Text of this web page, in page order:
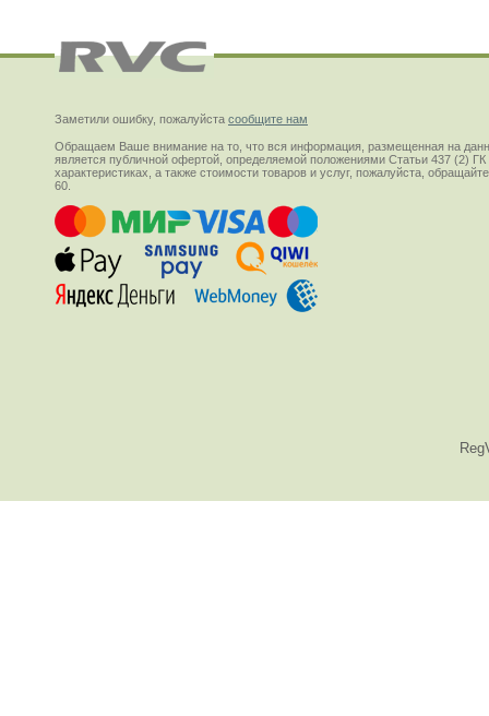
Заметили ошибку, пожалуйста сообщите нам
Обращаем Ваше внимание на то, что вся информация, размещенная на
является публичной офертой, определяемой положениями Статьи 437 (2)
характеристиках, а также стоимости товаров и услуг, пожалуйста,
60.